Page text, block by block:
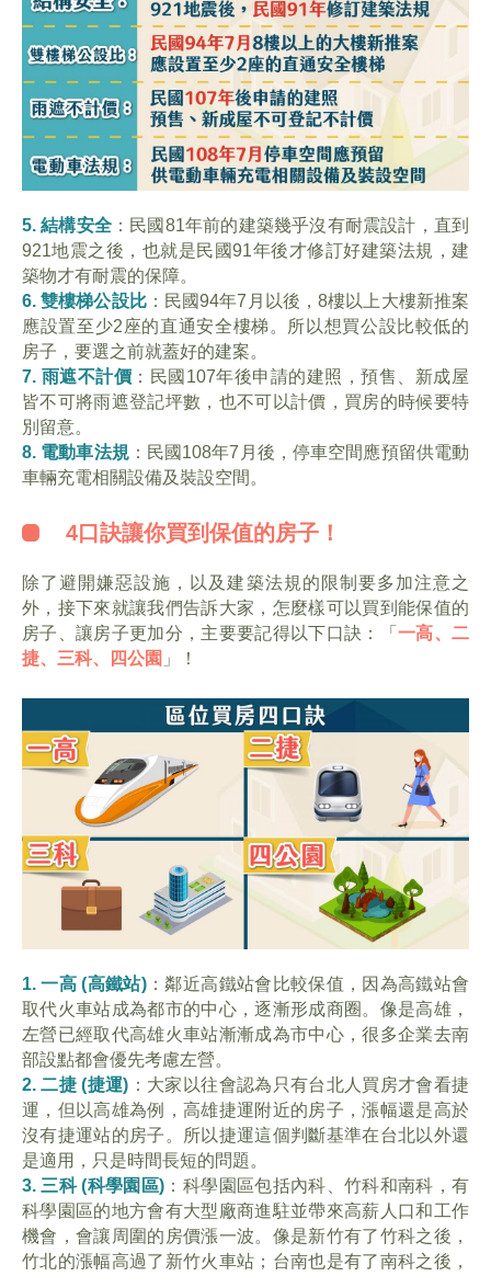
5. 結構安全 ：民國81年前的建築幾乎沒有耐震設計，直到
921地震之後，也就是民國91年後才修訂好建築法規，建
築物才有耐震的保障。
6. 雙樓梯公設比：民國94年7月以後，8樓以上大樓新推案
應設置至少2座的直通安全樓梯。所以想買公設比較低的
房子，要選之前就蓋好的建案。
7. 雨遮不計價 ：民國107年後申請的建照，預售、新成屋
皆不可將雨遮登記坪數，也不可以計價，買房的時候要特
別留意。
8. 電動車法規：民國108年7月後，停車空間應預留供電動
車輛充電相關設備及裝設空間。
4口訣讓你買到保值的房子！
除了避開嫌惡設施，以及建築法規的限制要多加注意之
外，接下來就讓我們告訴大家，怎麼樣可以買到能保值的
房子、讓房子更加分，主要要記得以下口訣：「 一高、二
捷、三科、四公園 」！
1. 一高 (高鐵站)：鄰近高鐵站會比較保值，因為高鐵站會
取代火車站成為都市的中心，逐漸形成商圈。像是高雄，
左營已經取代高雄火車站漸漸成為市中心，很多企業去南
部設點都會優先考慮左營。
2. 二捷 (捷運) ：大家以往會認為只有台北人買房才會看捷
運，但以高雄為例，高雄捷運附近的房子，漲幅還是高於
沒有捷運站的房子。所以捷運這個判斷基準在台北以外還
是適用，只是時間長短的問題。
3. 三科 (科學園區) ：科學園區包括內科、竹科和南科，有
科學園區的地方會有大型廠商進駐並帶來高薪人口和工作
機會，會讓周圍的房價漲一波。像是新竹有了竹科之後，
竹北的漲幅高過了新竹火車站；台南也是有了南科之後，